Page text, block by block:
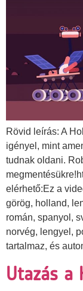
Rövid leírás: A
igényel, mint
tudnak oldani.
elérhető:Ez a
görög, holland,
román, spanyol,
norvég, lengyel,
tartalmaz, és
Utazás a